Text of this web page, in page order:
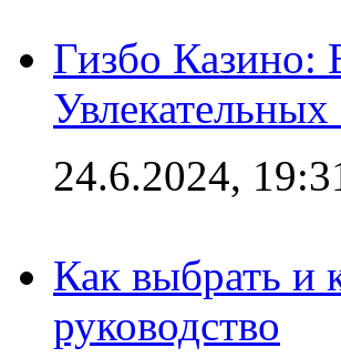
Гизбо
24.6.2024,
Как выбрать и
руководство